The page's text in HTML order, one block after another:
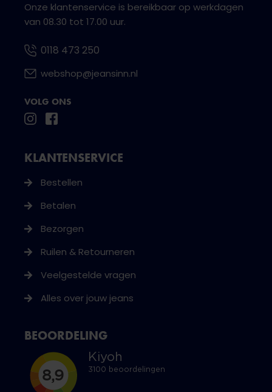
Onze klantenservice is bereikbaar op werkdagen
van 08.30 tot 17.00 uur.
0118 473 250
webshop@jeansinn.nl
VOLG ONS
KLANTENSERVICE
Bestellen
Betalen
Bezorgen
Ruilen & Retourneren
Veelgestelde vragen
Alles over jouw jeans
BEOORDELING